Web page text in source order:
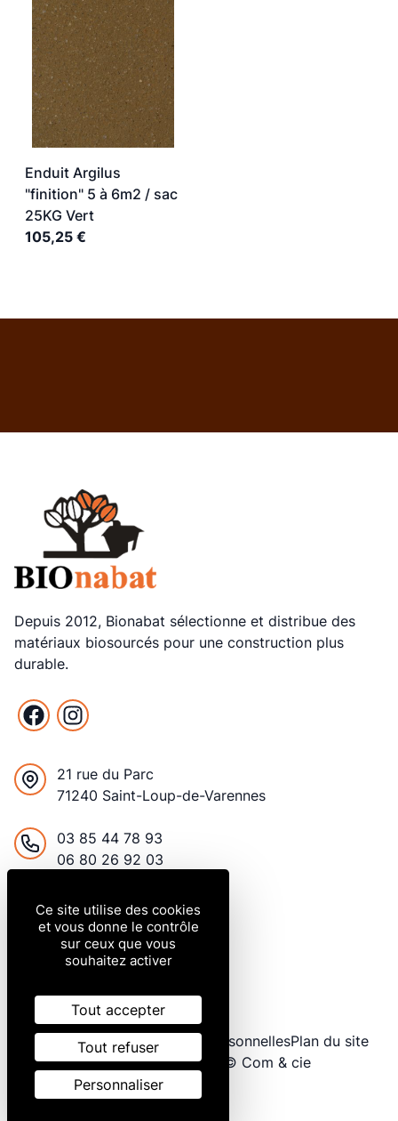
Enduit Argilus
"finition" 5 à 6m2 / sac
25KG Vert
105,25 €
Depuis 2012, Bionabat sélectionne et distribue des
matériaux biosourcés pour une construction plus
durable.
FacebookInstagram
21 rue du Parc
71240 Saint-Loup-de-Varennes
03 85 44 78 93
06 80 26 92 03
contact@bionabat.com
Du lundi au vendredi
8h à 12h / 14h à 18h
Le samedi de 9h à 12h
Mentions légalesDonnées personnellesPlan du site
Gestion des cookies
© Com & cie
Ce site utilise des cookies
et vous donne le contrôle
sur ceux que vous
souhaitez activer
Tout accepter
Tout refuser
Personnaliser